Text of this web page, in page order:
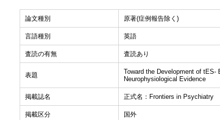
論文種別 原著(症例報告除く)
言語種別 英語
査読の有無 査読あり
表題
Toward the Development of
Neurophysiological Evidence
掲載誌名 正式名：Frontiers in Psychiatry
掲載区分 国外